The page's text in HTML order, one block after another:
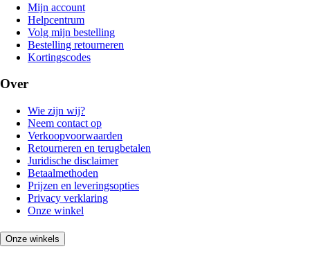
Mijn account
Helpcentrum
Volg mijn bestelling
Bestelling retourneren
Kortingscodes
Over
Wie zijn wij?
Neem contact op
Verkoopvoorwaarden
Retourneren en terugbetalen
Juridische disclaimer
Betaalmethoden
Prijzen en leveringsopties
Privacy verklaring
Onze winkel
Onze winkels